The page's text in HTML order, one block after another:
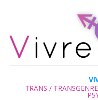
TRANS /